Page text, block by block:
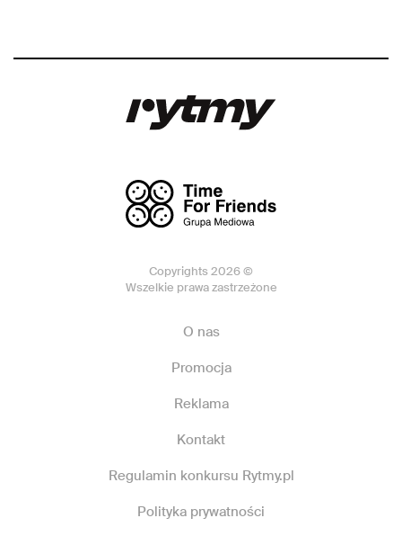
Copyrights 2026 ©
Wszelkie prawa zastrzeżone
O nas
Promocja
Reklama
Kontakt
Regulamin konkursu Rytmy.pl
Polityka prywatności